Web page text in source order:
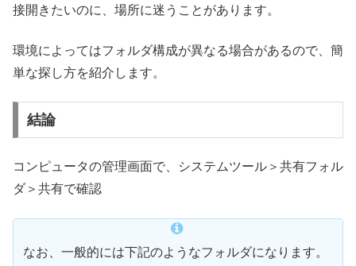
接開きたいのに、場所に迷うことがあります。
環境によってはフォルダ構成が異なる場合があるので、簡
単な探し方を紹介します。
結論
コンピュータの管理画面で、システムツール＞共有フォル
ダ＞共有で確認
なお、一般的には下記のようなフォルダになります。